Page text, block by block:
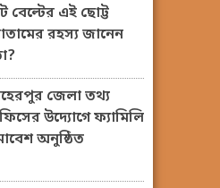
বেল্টের এই ছোট্ট
রহস্য জানেন
জেলা তথ্য
উদ্যোগে ফ্যামিলি
অনুষ্ঠিত